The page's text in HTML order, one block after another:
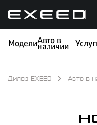
МоделиАвто в
наличии
Дилер EXEED Авто в